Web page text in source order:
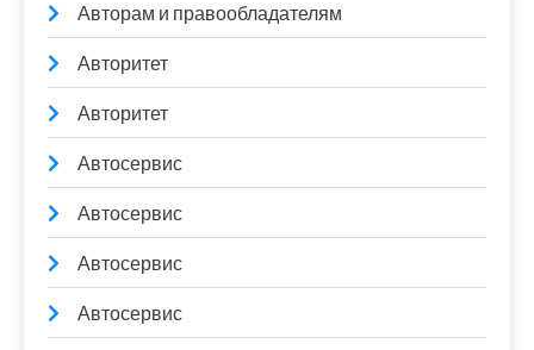
Авторам и правообладателям
Авторитет
Авторитет
Автосервис
Автосервис
Автосервис
Автосервис